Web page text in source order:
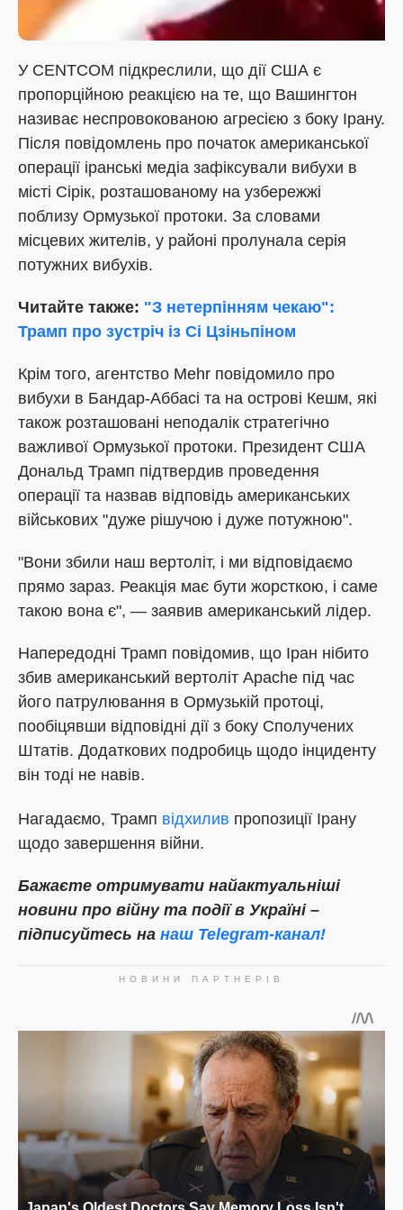
У CENTCOM підкреслили, що дії США є
пропорційною реакцією на те, що Вашингтон
називає неспровокованою агресією з боку Ірану.
Після повідомлень про початок американської
операції іранські медіа зафіксували вибухи в
місті Сірік, розташованому на узбережжі
поблизу Ормузької протоки. За словами
місцевих жителів, у районі пролунала серія
потужних вибухів.
Читайте также: "З нетерпінням чекаю":
Трамп про зустріч із Сі Цзіньпіном
Крім того, агентство Mehr повідомило про
вибухи в Бандар-Аббасі та на острові Кешм, які
також розташовані неподалік стратегічно
важливої Ормузької протоки. Президент США
Дональд Трамп підтвердив проведення
операції та назвав відповідь американських
військових "дуже рішучою і дуже потужною".
"Вони збили наш вертоліт, і ми відповідаємо
прямо зараз. Реакція має бути жорсткою, і саме
такою вона є", — заявив американський лідер.
Напередодні Трамп повідомив, що Іран нібито
збив американський вертоліт Apache під час
його патрулювання в Ормузькій протоці,
пообіцявши відповідні дії з боку Сполучених
Штатів. Додаткових подробиць щодо інциденту
він тоді не навів.
Нагадаємо, Трамп відхилив пропозиції Ірану
щодо завершення війни.
Бажаєте отримувати найактуальніші
новини про війну та події в Україні –
підписуйтесь на наш Telegram-канал!